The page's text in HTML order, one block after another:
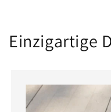
Einzigartige